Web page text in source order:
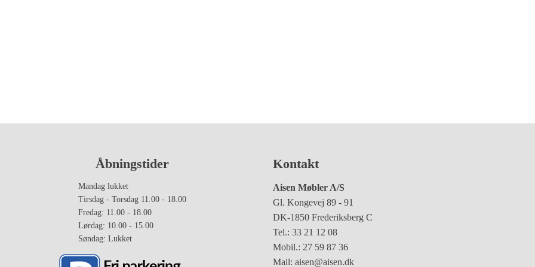
Åbningstider
Mandag lukket
Tirsdag - Torsdag 11.00 - 18.00
Fredag: 11.00 - 18.00
Lørdag: 10.00 - 15.00
Søndag: Lukket
Kontakt
Aisen Møbler A/S
Gl. Kongevej 89 - 91
DK-1850 Frederiksberg C
Tel.: 33 21 12 08
Mobil.: 27 59 87 36
Mail: aisen@aisen.dk